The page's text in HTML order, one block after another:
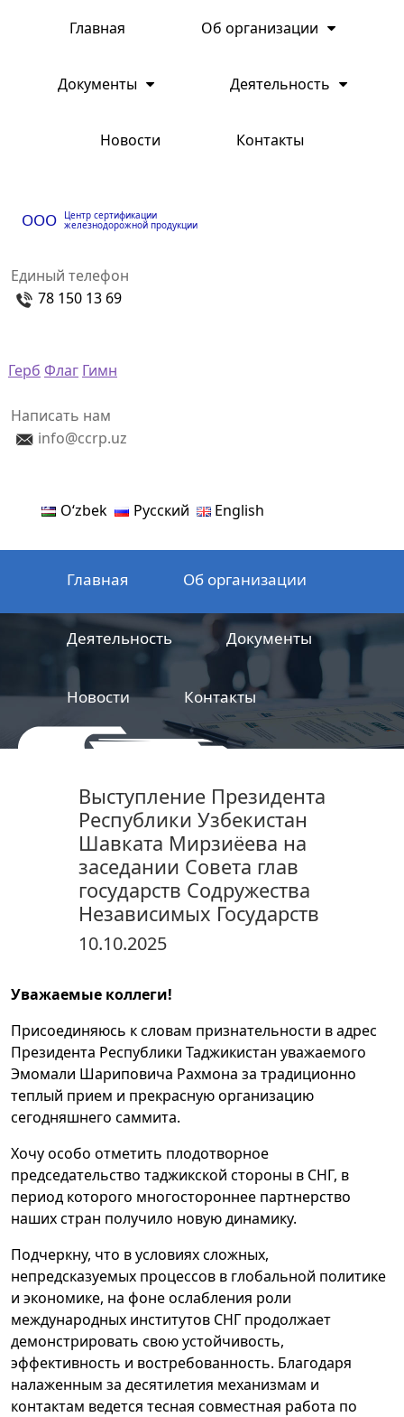
Главная Об организации
Документы Деятельность
Новости Контакты
ООО Центр сертификации
железнодорожной продукции
Единый телефон
78 150 13 69
Герб Флаг Гимн
Написать нам
info@ccrp.uz
Oʻzbek Русский English
Главная Об организации
Деятельность Документы
Новости Контакты
железнодорожной продукции
Выступление Президента
Республики Узбекистан
Шавката Мирзиёева на
заседании Совета глав
государств Содружества
Независимых Государств
10.10.2025
Уважаемые коллеги!
Присоединяюсь к словам признательности в адрес
Президента Республики Таджикистан уважаемого
Эмомали Шариповича Рахмона за традиционно
теплый прием и прекрасную организацию
сегодняшнего саммита.
Хочу особо отметить плодотворное
председательство таджикской стороны в СНГ, в
период которого многостороннее партнерство
наших стран получило новую динамику.
Подчеркну, что в условиях сложных,
непредсказуемых процессов в глобальной политике
и экономике, на фоне ослабления роли
международных институтов СНГ продолжает
демонстрировать свою устойчивость,
эффективность и востребованность. Благодаря
налаженным за десятилетия механизмам и
контактам ведется тесная совместная работа по